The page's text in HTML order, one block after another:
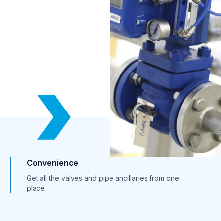
Referencje Industry references
Zestawy części zamiennych do zastosowań
Convenience
Get all the valves and pipe ancillaries from one
place